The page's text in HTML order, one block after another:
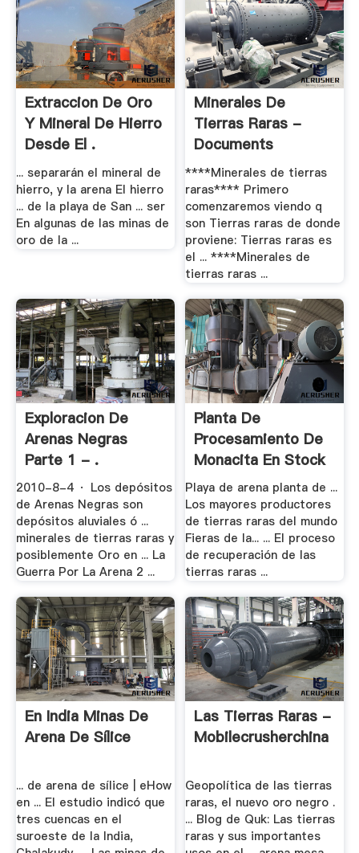
Extraccion De Oro
Y Mineral De Hierro
Desde El .
... separarán el mineral de
hierro, y la arena El hierro
... de la playa de San ... ser
En algunas de las minas de
oro de la ...
Minerales De
Tierras Raras -
Documents
****Minerales de tierras
raras**** Primero
comenzaremos viendo q
son Tierras raras de donde
proviene: Tierras raras es
el ... ****Minerales de
tierras raras ...
Exploracion De
Arenas Negras
Parte 1 - .
2010-8-4 · Los depósitos
de Arenas Negras son
depósitos aluviales ó ...
minerales de tierras raras y
posiblemente Oro en ... La
Guerra Por La Arena 2 ...
Planta De
Procesamiento De
Monacita En Stock
Playa de arena planta de ...
Los mayores productores
de tierras raras del mundo
Fieras de la... ... El proceso
de recuperación de las
tierras raras ...
En India Minas De
Arena De Sílice
... de arena de sílice | eHow
en ... El estudio indicó que
tres cuencas en el
suroeste de la India,
Las Tierras Raras -
Mobilecrusherchina
Geopolítica de las tierras
raras, el nuevo oro negro .
... Blog de Quk: Las tierras
raras y sus importantes